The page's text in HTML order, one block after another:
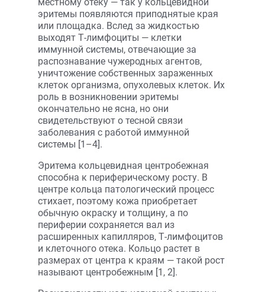
эритемы появляются приподнятые края
или площадка. Вслед за жидкостью
выходят Т-лимфоциты — клетки
иммунной системы, отвечающие за
распознавание чужеродных агентов,
уничтожение собственных зараженных
клеток организма, опухолевых клеток. Их
роль в возникновении эритемы
окончательно не ясна, но они
свидетельствуют о тесной связи
заболевания с работой иммунной
системы [1–4].
Эритема кольцевидная центробежная
способна к периферическому росту. В
центре кольца патологический процесс
стихает, поэтому кожа приобретает
обычную окраску и толщину, а по
периферии сохраняется вал из
расширенных капилляров, Т-лимфоцитов
и клеточного отека. Кольцо растет в
размерах от центра к краям — такой рост
называют центробежным [1, 2].